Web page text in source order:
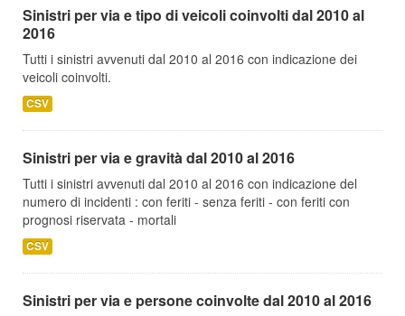
Sinistri per via e tipo di veicoli coinvolti dal 2010 al
2016
Tutti i sinistri avvenuti dal 2010 al 2016 con indicazione dei
veicoli coinvolti.
CSV
Sinistri per via e gravità dal 2010 al 2016
Tutti i sinistri avvenuti dal 2010 al 2016 con indicazione del
numero di incidenti : con feriti - senza feriti - con feriti con
prognosi riservata - mortali
CSV
Sinistri per via e persone coinvolte dal 2010 al 2016